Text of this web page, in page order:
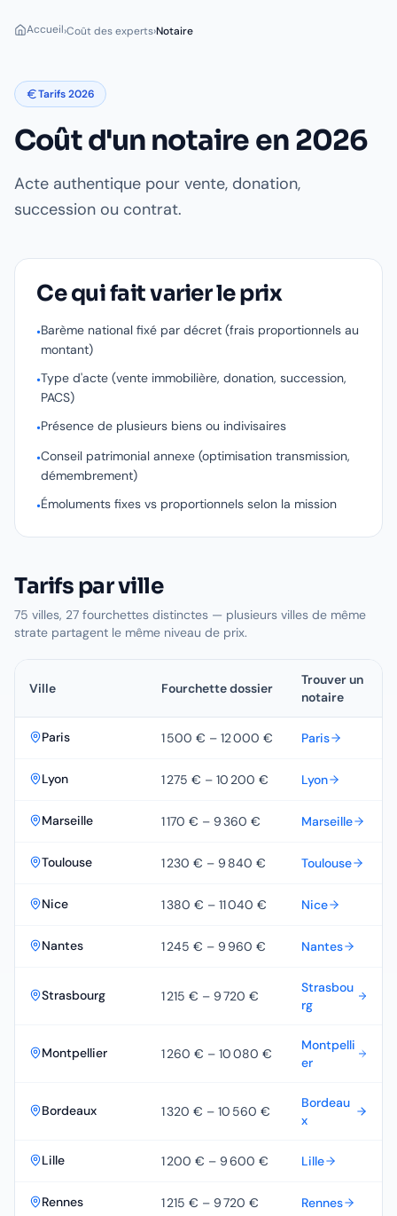
Accueil›Coût des experts›Notaire
Tarifs 2026
Coût d'un notaire en 2026
Acte authentique pour vente, donation,
succession ou contrat.
Ce qui fait varier le prix
•Barème national fixé par décret (frais proportionnels au
montant)
•Type d'acte (vente immobilière, donation, succession,
PACS)
•Présence de plusieurs biens ou indivisaires
•Conseil patrimonial annexe (optimisation transmission,
démembrement)
•Émoluments fixes vs proportionnels selon la mission
Tarifs par ville
75 villes, 27 fourchettes distinctes — plusieurs villes de même
strate partagent le même niveau de prix.
Ville
Fourchettedossier
Trouver un
notaire
Paris 1 500 € – 12 000 € Paris
Lyon 1 275 € – 10 200 € Lyon
Marseille 1 170 € – 9 360 € Marseille
Toulouse 1 230 € – 9 840 € Toulouse
Nice 1 380 € – 11 040 € Nice
Nantes 1 245 € – 9 960 € Nantes
Strasbourg 1 215 € – 9 720 €
Strasbou
rg
Montpellier 1 260 € – 10 080 €
Montpelli
er
Bordeaux 1 320 € – 10 560 €
Bordeau
x
Lille 1 200 € – 9 600 € Lille
Rennes 1 215 € – 9 720 € Rennes